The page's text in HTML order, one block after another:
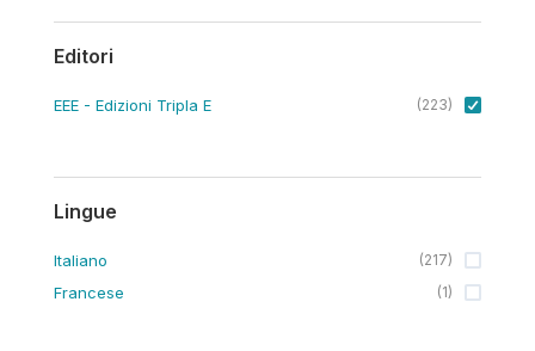
Editori
EEE - Edizioni Tripla E (223)
Lingue
Italiano (217)
Francese (1)